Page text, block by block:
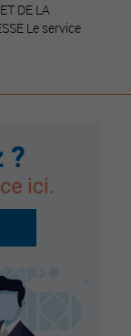
DE LA
Le service